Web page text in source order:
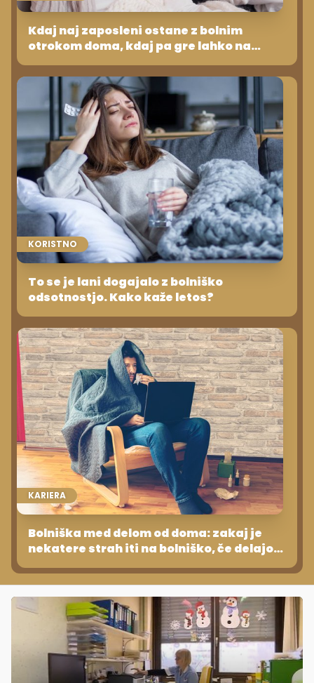
Kdaj naj zaposleni ostane z bolnim
otrokom doma, kdaj pa gre lahko na
delo?
KORISTNO
To se je lani dogajalo z bolniško
odsotnostjo. Kako kaže letos?
KARIERA
Bolniška med delom od doma: zakaj je
nekatere strah iti na bolniško, če delajo
od doma?